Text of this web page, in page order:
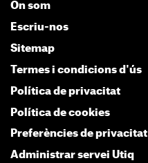
On som
Escriu-nos
Sitemap
Termes i condicions d'ús
Política de privacitat
Política de cookies
Preferències de privacitat
Administrar servei Utiq